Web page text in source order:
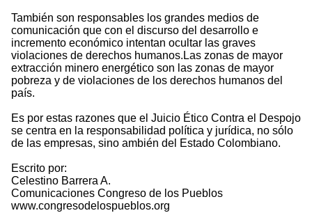
También son responsables los grandes medios de
comunicación que con el discurso del desarrollo e
incremento económico intentan ocultar las graves
violaciones de derechos humanos.Las zonas de mayor
extracción minero energético son las zonas de mayor
pobreza y de violaciones de los derechos humanos del
país.
Es por estas razones que el Juicio Ético Contra el Despojo
se centra en la responsabilidad política y jurídica, no sólo
de las empresas, sino ambién del Estado Colombiano.
Escrito por:
Celestino Barrera A.
Comunicaciones Congreso de los Pueblos
www.congresodelospueblos.org